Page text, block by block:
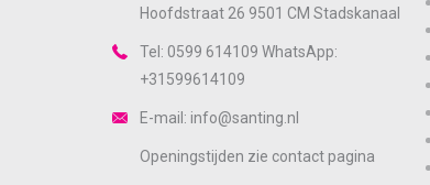
Hoofdstraat 26 9501 CM Stadskanaal
Tel: 0599 614109 WhatsApp:
+31599614109
E-mail: info@santing.nl
Openingstijden zie contactpagina